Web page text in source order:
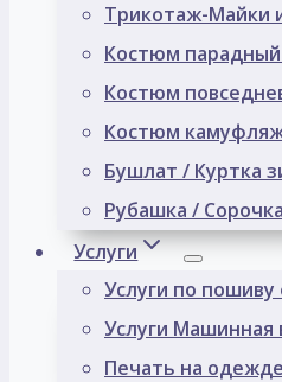
Трикотаж-Майки
Костюм
Костюм
Костюм
Бушлат / Куртка
Рубашка /
Услуги
Услуги по
Услуги Машинная
Печать на